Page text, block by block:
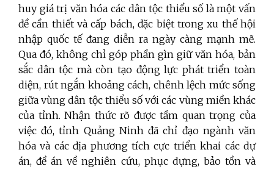
huy giá trị văn hóa các dân tộc thiểu số là một vấn
đề cần thiết và cấp bách, đặc biệt trong xu thế hội
nhập quốc tế đang diễn ra ngày càng mạnh mẽ.
Qua đó, không chỉ góp phần gìn giữ văn hóa, bản
sắc dân tộc mà còn tạo động lực phát triển toàn
diện, rút ngắn khoảng cách, chênh lệch mức sống
giữa vùng dân tộc thiểu số với các vùng miền khác
của tỉnh. Nhận thức rõ được tầm quan trọng của
việc đó, tỉnh Quảng Ninh đã chỉ đạo ngành văn
hóa và các địa phương tích cực triển khai các dự
án, đề án về nghiên cứu, phục dựng, bảo tồn và